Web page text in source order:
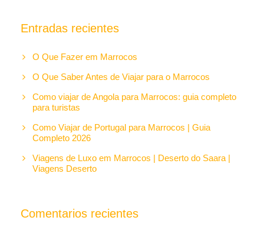
Entradas recientes
O Que Fazer em Marrocos
O Que Saber Antes de Viajar para o Marrocos
Como viajar de Angola para Marrocos: guia completo
para turistas
Como Viajar de Portugal para Marrocos | Guia
Completo 2026
Viagens de Luxo em Marrocos | Deserto do Saara |
Viagens Deserto
Comentarios recientes